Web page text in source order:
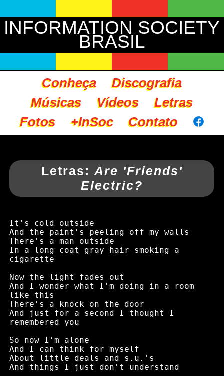
INFORMATION SOCIETY
BRASIL
Conheça
Discografia
Músicas
Vídeos
Letras
Fotos
+InSoc Contato
Letras: Are 'Friends'
Electric?
It's cold outside
And the paint's peeling off my walls
There's a man outside
In a long coat gray hair smoking a
cigarette
Now the light fades out
And I wonder what I'm doing in a room
like this
There's a knock on the door
And just for a second I thought I
remembered you
So now I'm alone
And I can think for myself
About little deals and s.u.'s
And things I just don't understand